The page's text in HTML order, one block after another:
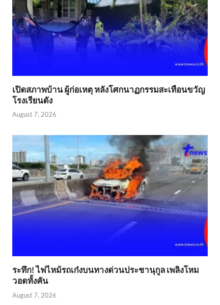
เปิดสภาพบ้าน ผู้ก่อเหตุ หลังโศกนาฏกรรมสะเทือนขวัญ
โรงเรียนดัง
August 7, 2026
ระทึก! ไฟไหม้รถเก๋งบนทางด่วนประชานุกูล เพลิงโหม
วอดทั้งคัน
August 7, 2026